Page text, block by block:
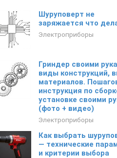
Шуруповерт не
заряжается что
Электроприборы
Гриндер своими
виды конструкций,
материалов.
инструкция по
установке своими
(фото + видео)
Электроприборы
Как выбрать
— технические
и критерии выбора